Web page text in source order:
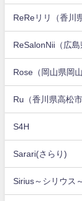
ReReリリ（香川
ReSalonNii（広島
Rose（岡山県岡山
Ru（香川県高松市
S4H
Sarari(さらり)
Sirius～シリウス